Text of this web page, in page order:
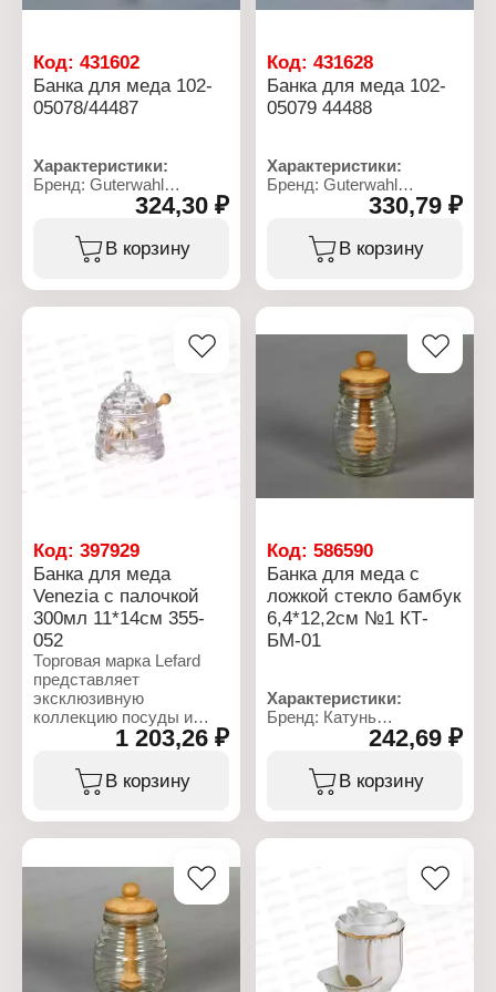
- 1 шт, подставка - 1 шт
Код: 431602
Банка для меда 102-
05078/44487
Характеристики:
Бренд: Guterwahl
Артикул: 102-05078
Тип товара: Банка
Дизайн: "Оливка"
Цвет: белый
324,30 ₽
В корзину
Код:431628
Банка для меда 102-
05079 44488
Характеристики:
Бренд: Guterwahl
Артикул: 102-05079
Тип товара: Банка
Дизайн: "Чили"
ложка-веретено
Материал: фарфор,
Цвет: белый
330,79 ₽
В корзину
Код: 397929
Банка для меда
Venezia с палочкой
300мл 11*14см 355-
052
Торговая марка Lefard
представляет
эксклюзивную
коллекцию посуды и
предметов сервировки -
"Venezia". Изделия
выполнены из
высококачественного
привлечет внимание
любого! Для
производства коллекции
"Venezia" была выбрана
крупнейшая
инновационная фабрика
в КНР, на которой
1 203,26 ₽
В корзину
Код:586590
Банка для меда с
ложкой стекло бамбук
6,4*12,2см №1 КТ-
БМ-01
Характеристики:
Бренд: Катунь
Артикул: КТ-БМ-01
Назначение: для меда
Комплектация: с ложкой
242,69 ₽
В корзину